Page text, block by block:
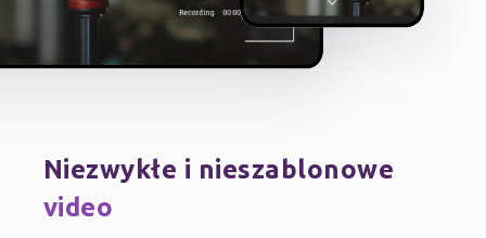
Niezwykłe i nieszablonowe
video